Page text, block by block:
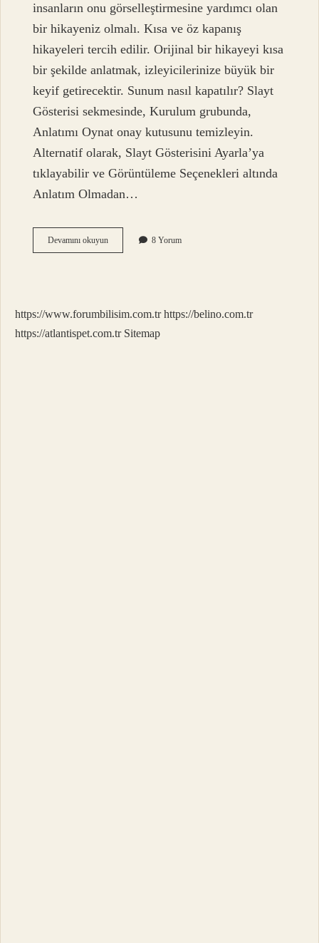
insanların onu görselleştirmesine yardımcı olan
bir hikayeniz olmalı. Kısa ve öz kapanış
hikayeleri tercih edilir. Orijinal bir hikayeyi kısa
bir şekilde anlatmak, izleyicilerinize büyük bir
keyif getirecektir. Sunum nasıl kapatılır? Slayt
Gösterisi sekmesinde, Kurulum grubunda,
Anlatımı Oynat onay kutusunu temizleyin.
Alternatif olarak, Slayt Gösterisini Ayarla’ya
tıklayabilir ve Görüntüleme Seçenekleri altında
Anlatım Olmadan…
Devamını okuyunSunum
Kapanışı
8 Yorum
https://www.forumbilisim.com.tr https://belino.com.tr
https://atlantispet.com.tr Sitemap